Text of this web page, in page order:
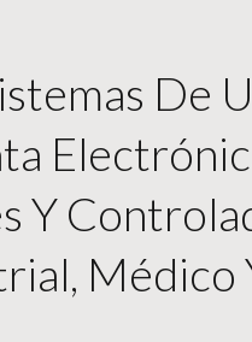
De
Y
Médico